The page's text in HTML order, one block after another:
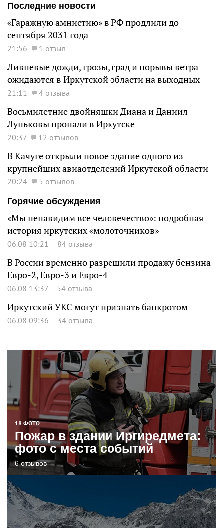
Последние новости
«Гаражную амнистию» в РФ продлили до
сентября 2031 года
21:56 1 отзыв
Ливневые дожди, грозы, град и порывы ветра
ожидаются в Иркутской области на выходных
21:11 4 отзыва
Восьмилетние двойняшки Диана и Даниил
Луньковы пропали в Иркутске
20:37 12 отзывов
В Качуге открыли новое здание одного из
крупнейших авиаотделений Иркутской области
20:24
5 отзывов
Горячие обсуждения
«Мы ненавидим все человечество»: подробная
история иркутских «молоточников»
06.08 10:21 84 отзыва
В России временно разрешили продажу бензина
Евро-2, Евро-3 и Евро-4
06.08 13:37 54 отзыва
Иркутский УКС могут признать банкротом
06.08 09:36 34 отзыва
18 ФОТО
Пожар в здании Иргиредмета:
фото с места событий
6 отзывов